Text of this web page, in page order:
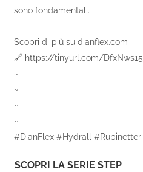
sono fondamentali.
Scopri di più su dianflex.com
🔗 https://tinyurl.com/
~
~
~
~
#DianFlex #Hydrall
SCOPRI LA SERIE STEP